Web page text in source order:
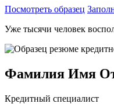
Посмотреть образец
Уже тысячи человек
Фамилия Имя
Кредитный специалист